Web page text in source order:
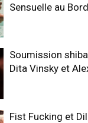
Sensuelle au
Soumission
Dita Vinsky et
Fist Fucking et